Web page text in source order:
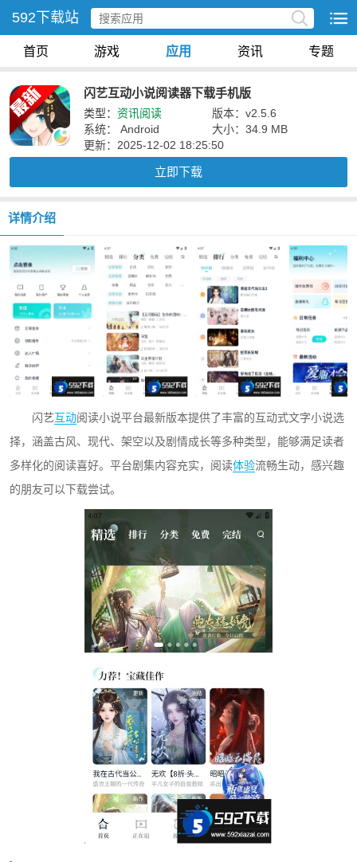
592下载站
首页 游戏 应用 资讯 专题
闪艺互动小说阅读器下载手机版
类型： 资讯阅读
版本：v2.5.6
系统： Android
大小：34.9 MB
更新：2025-12-02 18:25:50
立即下载
详情介绍
闪艺互动阅读小说平台最新版本提供了丰富的互动式文字小说选
择，涵盖古风、现代、架空以及剧情成长等多种类型，能够满足读者
多样化的阅读喜好。平台剧集内容充实，阅读体验流畅生动，感兴趣
的朋友可以下载尝试。